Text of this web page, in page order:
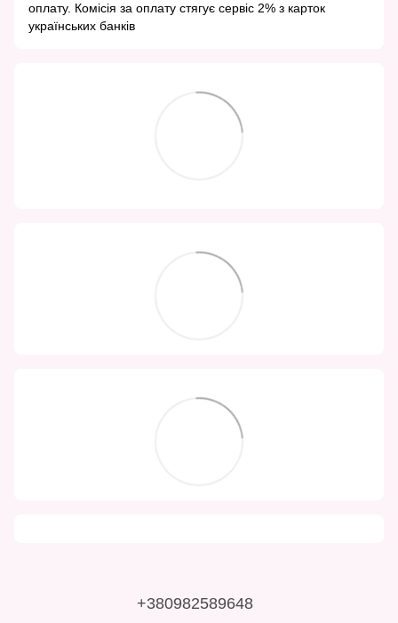
оплату. Комісія за оплату стягує сервіс 2% з карток
українських банків
+380982589648